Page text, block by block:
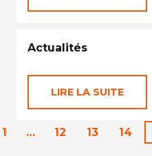
Actualités
LIRE LA SUITE
1 … 12 13 14